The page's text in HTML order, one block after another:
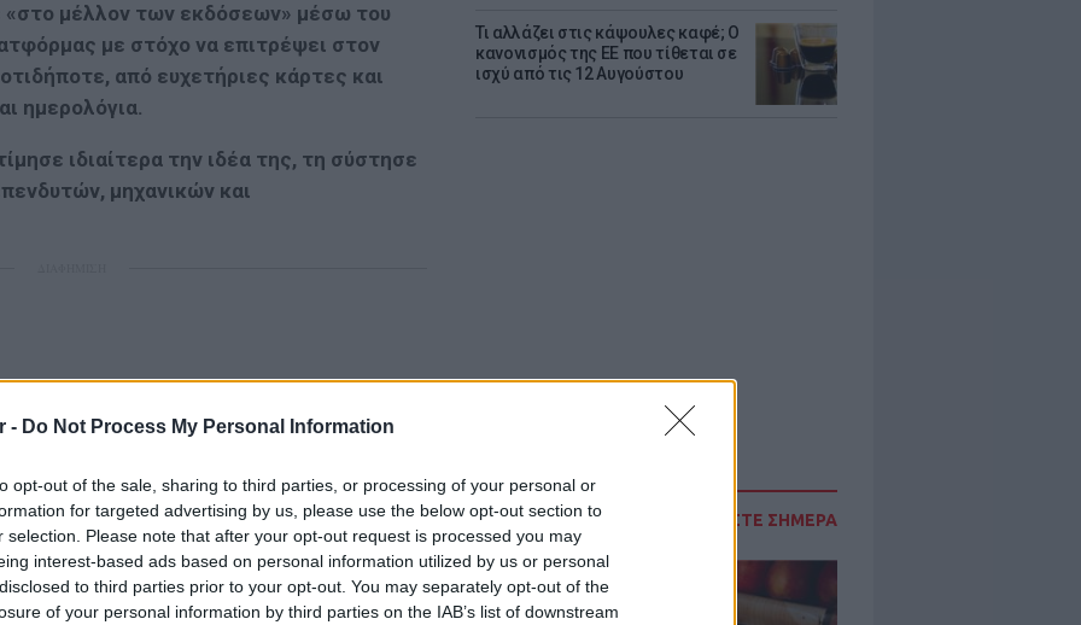
- Do Not Process My Personal Information
opt-out of the sale, sharing to third parties, or processing of your personal or
for targeted advertising by us, please use the below opt-out section to
selection. Please note that after your opt-out request is processed you may
interest-based ads based on personal information utilized by us or personal
to third parties prior to your opt-out. You may separately opt-out of the
of your personal information by third parties on the IAB’s list of downstream
Τι αλλάζει στις κάψουλες καφέ; Ο
κανονισμός της ΕΕ που τίθεται σε
ισχύ από τις 12 Αυγούστου
ΔΙΑΒΑΣΤΕ ΣΗΜΕΡΑ
«στο μέλλον των εκδόσεων» μέσω του
με στόχο να επιτρέψει στον
από ευχετήριες κάρτες και
ημερολόγια.
ιδιαίτερα την ιδέα της, τη σύστησε
μηχανικών και